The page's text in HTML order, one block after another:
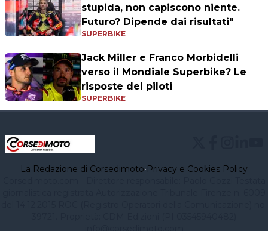
stupida, non capiscono niente.
Futuro? Dipende dai risultati"
SUPERBIKE
Jack Miller e Franco Morbidelli
verso il Mondiale Superbike? Le
risposte dei piloti
SUPERBIKE
La Redazione di Corsedimoto•Privacy e Cookies Policy